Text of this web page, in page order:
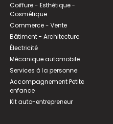
Coiffure - Esthétique -
Cosmétique
Commerce - Vente
Bâtiment - Architecture
Électricité
Mécanique automobile
Services à la personne
Accompagnement Petite
enfance
Kit auto-entrepreneur